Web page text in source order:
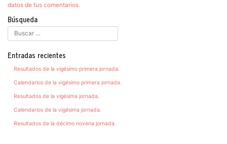
datos de tus comentarios.
Búsqueda
Entradas recientes
Resultados de la vigésimo primera jornada.
Calendarios de la vigésimo primera jornada.
Resultados de la vigésima jornada.
Calendarios de la vigésima jornada.
Resultados de la décimo novena jornada.